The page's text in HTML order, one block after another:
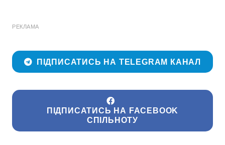
РЕКЛАМА
ПІДПИСАТИСЬ НА TELEGRAM КАНАЛ
ПІДПИСАТИСЬ НА FACEBOOK
СПІЛЬНОТУ